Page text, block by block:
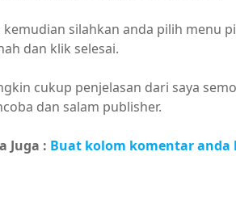
kemudian silahkan anda pilih menu
dan klik selesai.
cukup penjelasan dari saya
dan salam publisher.
Juga : Buat kolom komentar anda